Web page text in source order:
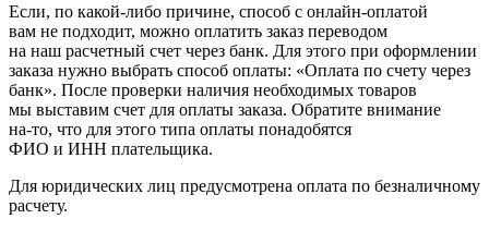
Если, по какой-либо причине, способ с онлайн-оплатой
вам не подходит, можно оплатить заказ переводом
на наш расчетный счет через банк. Для этого при оформлении
заказа нужно выбрать способ оплаты: «Оплата по счету через
банк». После проверки наличия необходимых товаров
мы выставим счет для оплаты заказа. Обратите внимание
на-то, что для этого типа оплаты понадобятся
ФИО и ИНН плательщика.
Для юридических лиц предусмотрена оплата по безналичному
расчету.